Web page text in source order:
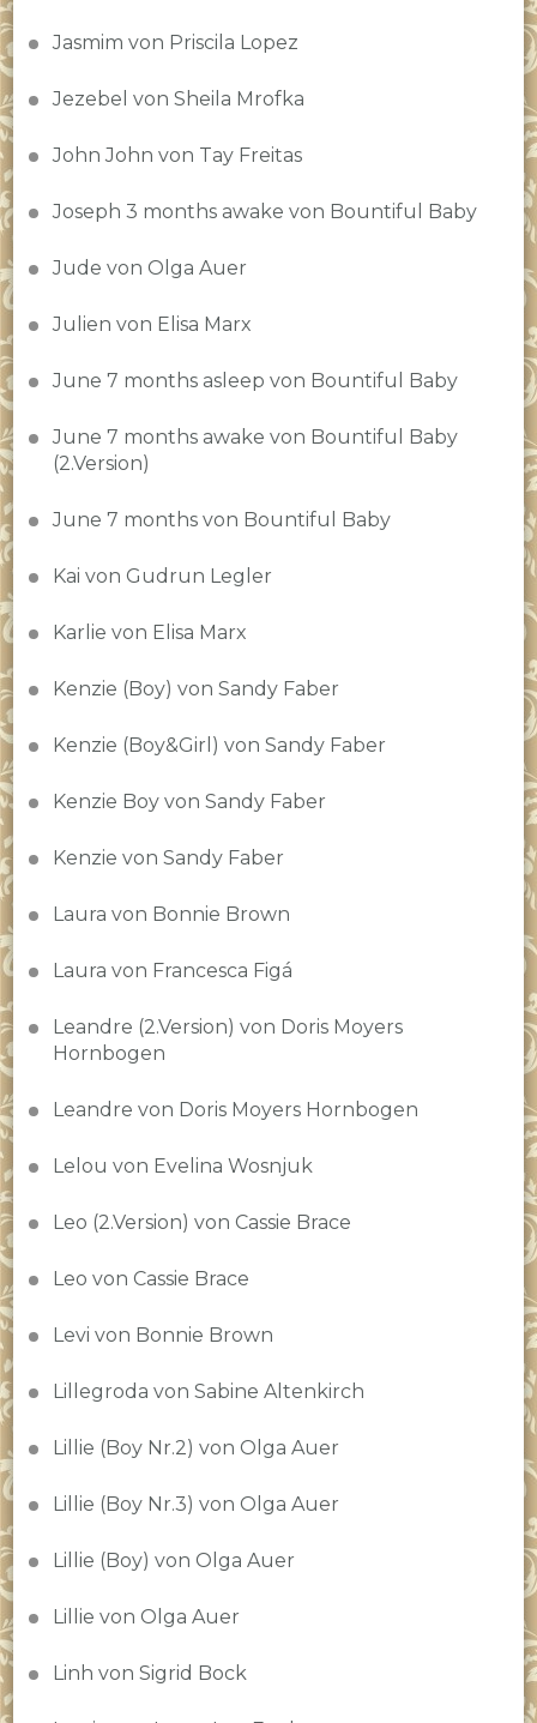
Jasmim von Priscila Lopez
Jezebel von Sheila Mrofka
John John von Tay Freitas
Joseph 3 months awake von Bountiful Baby
Jude von Olga Auer
Julien von Elisa Marx
June 7 months asleep von Bountiful Baby
June 7 months awake von Bountiful Baby
(2.Version)
June 7 months von Bountiful Baby
Kai von Gudrun Legler
Karlie von Elisa Marx
Kenzie (Boy) von Sandy Faber
Kenzie (Boy&Girl) von Sandy Faber
Kenzie Boy von Sandy Faber
Kenzie von Sandy Faber
Laura von Bonnie Brown
Laura von Francesca Figá
Leandre (2.Version) von Doris Moyers
Hornbogen
Leandre von Doris Moyers Hornbogen
Lelou von Evelina Wosnjuk
Leo (2.Version) von Cassie Brace
Leo von Cassie Brace
Levi von Bonnie Brown
Lillegroda von Sabine Altenkirch
Lillie (Boy Nr.2) von Olga Auer
Lillie (Boy Nr.3) von Olga Auer
Lillie (Boy) von Olga Auer
Lillie von Olga Auer
Linh von Sigrid Bock